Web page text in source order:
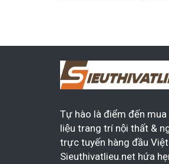
Tự hào là điểm đến
liệu trang trí nội thất &
trực tuyến hàng đầu
Sieuthivatlieu.net hứa